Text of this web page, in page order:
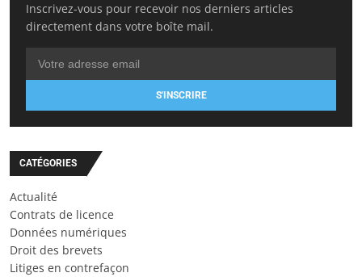
Inscrivez-vous pour recevoir nos derniers articles
directement dans votre boîte mail.
S'INSCRIRE
CATÉGORIES
Actualité
Contrats de licence
Données numériques
Droit des brevets
Litiges en contrefaçon